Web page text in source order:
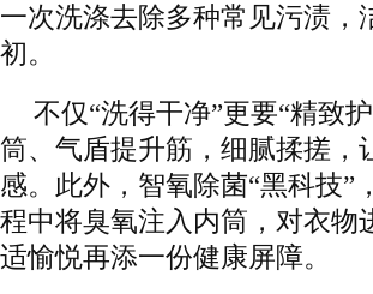
一次洗涤去除多种常见污渍
初。
不仅“洗得干净”更要“精致
筒、气盾提升筋，细腻揉搓
感。此外，智氧除菌“黑科技
程中将臭氧注入内筒，对衣物
适愉悦再添一份健康屏障。